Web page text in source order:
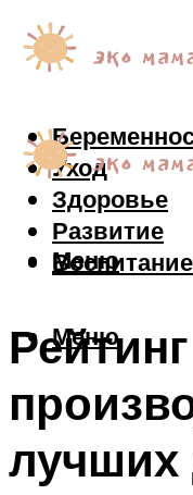
Уход
Здоровье
Развитие
Воспитание
Меню
Меню
Рейтинг
лучших